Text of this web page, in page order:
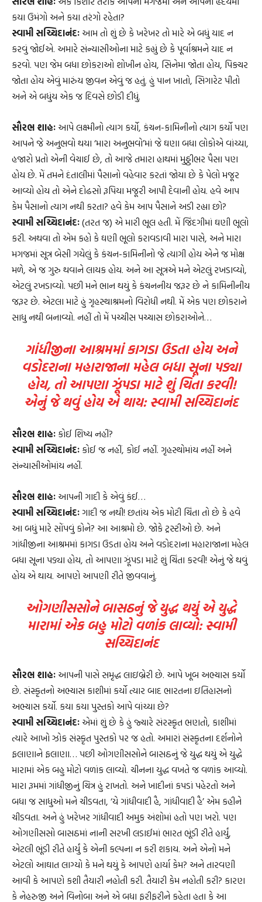
કયા ઉમંગો અને કયા તરંગો રહેતા?
સ્વામી સચ્ચિદાનંદઃ આમ તો શું છે કે ખરેખર તો મારે એ બધું યાદ ન
કરવું જોઈએ. અમારે સંન્યાસીઓના માટે કહ્યું છે કે પૂર્વાશ્રમને યાદ ન
કરવો. પણ જેમ બધા છોકરાઓ શોખીન હોય, સિનેમા જોતા હોય, પિક્ચર
જોતા હોય એવું મારુંય જીવન એવું જ હતું. હું પાન ખાતો, સિગારેટ પીતો
અને એ બધુંય એક જ દિવસે છોડી દીધું.
સૌરભ શાહઃ આપે લક્ષ્મીનો ત્યાગ કર્યો, કંચન-કામિનીનો ત્યાગ કર્યો પણ
આપને જે અનુભવો થયા ‘મારા અનુભવો’માં જે ઘણા બધા લોકોએ વાંચ્યા,
હજારો પ્રતો એની વેચાઈ છે, તો આજે તમારા હાથમાં મુઠ્ઠીભર પૈસા પણ
હોય છે. મેં તમને દંતાલીમાં પૈસાનો વહેવાર કરતાં જોયા છે કે પેલો મજૂર
આવ્યો હોય તો એને દોઢસો રૂપિયા મજૂરી આપી દેવાની હોય. હવે આપ
કેમ પૈસાનો ત્યાગ નથી કરતા? હવે કેમ આપ પૈસાને અડી રહ્યા છો?
સ્વામી સચ્ચિદાનંદઃ(તરત જ) એ મારી ભૂલ હતી. મેં જિંદગીમાં ઘણી ભૂલો
કરી. અથવા તો એમ કહો કે ઘણી ભૂલો કરાવડાવી મારા પાસે, અને મારા
મગજમાં સૂત્ર બેસી ગયેલું કે કંચન-કામિનીનો જે ત્યાગી હોય એને જ મોક્ષ
મળે, એ જ ગુરુ થવાને લાયક હોય. અને આ સૂત્રએ મને એટલું રખડાવ્યો,
એટલું રખડાવ્યો. પછી મને ભાન થયું કે કંચનનીય જરૂર છે ને કામિનીનીય
જરૂર છે. એટલા માટે હું ગૃહસ્થાશ્રમનો વિરોધી નથી. મેં એક પણ છોકરાને
સાધુ નથી બનાવ્યો. નહીં તો મેં પચ્ચીસ પચ્ચાસ છોકરાઓને…
ગાંધીજીના આશ્રમમાં કાગડા ઉડતા હોય અને
વડોદરાના મહારાજાના મહેલ બધા સૂના પડ્યા
હોય, તો આપણા ઝૂંપડા માટે શું ચિંતા કરવી!
એનું જે થવું હોય એ થાય: સ્વામી સચ્ચિદાનંદ
સૌરભ શાહઃ કોઈ શિષ્ય નહીં?
સ્વામી સચ્ચિદાનંદઃ કોઈ જ નહીં, કોઈ નહીં. ગૃહસ્થોમાંય નહીં અને
સંન્યાસીઓમાંય નહીં.
સૌરભ શાહઃ આપની ગાદી કે એવું કંઈ…
સ્વામી સચ્ચિદાનંદઃ ગાદી જ નથી! છતાંય એક મોટી ચિંતા તો છે કે હવે
આ બધું મારે સોંપવું કોને? આ આશ્રમો છે. જોકે ટ્રસ્ટીઓ છે. અને
ગાંધીજીના આશ્રમમાં કાગડા ઉડતા હોય અને વડોદરાના મહારાજાના મહેલ
બધા સૂના પડ્યા હોય, તો આપણા ઝૂંપડા માટે શું ચિંતા કરવી! એનું જે થવું
હોય એ થાય. આપણે આપણી રીતે જીવવાનું.
ઓગણીસસોને બાસઠનું જે યુદ્ધ થયું એ યુદ્ધે
મારામાં એક બહુ મોટો વળાંક લાવ્યો: સ્વામી
સચ્ચિદાનંદ
સૌરભ શાહઃ આપની પાસે સમૃદ્ધ લાઇબ્રેરી છે. આપે ખૂબ અભ્યાસ કર્યો
છે. સંસ્કૃતનો અભ્યાસ કાશીમાં કર્યો ત્યાર બાદ ભારતના ઇતિહાસનો
અભ્યાસ કર્યો. કયા કયા પુસ્તકો આપે વાંચ્યા છે?
સ્વામી સચ્ચિદાનંદઃ એમાં શું છે કે હું જ્યારે સંરસ્કૃત ભણતો, કાશીમાં
ત્યારે આખો ઝોક સંસ્કૃત પુસ્તકો પર જ હતો. અમારાં સંસ્કૃતના દર્શનોને
ફલાણાને ફલાણા… પછી ઓગણીસસોને બાસઠનું જે યુદ્ધ થયું એ યુદ્ધે
મારામાં એક બહુ મોટો વળાંક લાવ્યો. ચીનના યુદ્ધ વખતે જ વળાંક આવ્યો.
મારા રૂમમાં ગાંધીજીનું ચિત્ર હું રાખતો. અને ખાદીનાં કપડાં પહેરતો અને
બધા જ સાધુઓ મને ચીડવતા, ‘યે ગાંધીવાદી હૈ, ગાંધીવાદી હૈ’ એમ કહીને
ચીડવતા. અને હું ખરેખર ગાંધીવાદી અમુક અંશોમાં હતો પણ ખરો. પણ
ઓગણીસસો બાસઠમાં નાની સરખી લડાઈમાં ભારત ભૂંડી રીતે હાર્યું,
એટલી ભૂંડી રીતે હાર્યું કે એની કલ્પના ન કરી શકાય. અને એનો મને
એટલો આઘાત લાગ્યો કે મને થયું કે આપણે હાર્યા કેમ? અને તારવણી
આવી કે આપણે કશી તૈયારી નહોતી કરી. તૈયારી કેમ નહોતી કરી? કારણ
કે નેહરુજી અને વિનોબા અને એ બધા ફરીફરીને કહેતા હતા કે આ